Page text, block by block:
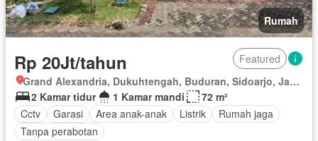
Rumah
Rp 20Jt/tahun
Featured
Grand Alexandria, Dukuhtengah, Buduran, Sidoarjo, Jawa Timur
2 Kamar tidur
1 Kamar mandi
72 m²
Cctv
Garasi Area anak-anak Listrik
Rumah jaga
Tanpa perabotan